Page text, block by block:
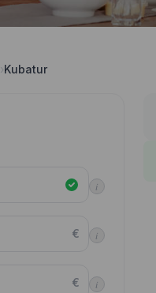
›Kubatur
i
€ i
€ i